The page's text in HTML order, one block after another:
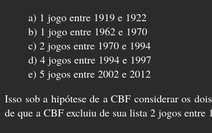
a) 1 jogo entre 1919 e 1922
b) 1 jogo entre 1962 e 1970
c) 2 jogos entre 1970 e 1994
d) 4 jogos entre 1994 e 1997
e) 5 jogos entre 2002 e 2012
Isso sob a hipótese de a CBF considerar os
de que a CBF excluiu de sua lista 2 jogos entre